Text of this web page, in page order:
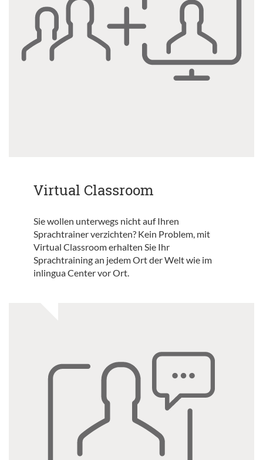
Virtual Classroom
Sie wollen unterwegs nicht auf Ihren
Sprachtrainer verzichten? Kein Problem, mit
Virtual Classroom erhalten Sie Ihr
Sprachtraining an jedem Ort der Welt wie im
inlingua Center vor Ort.